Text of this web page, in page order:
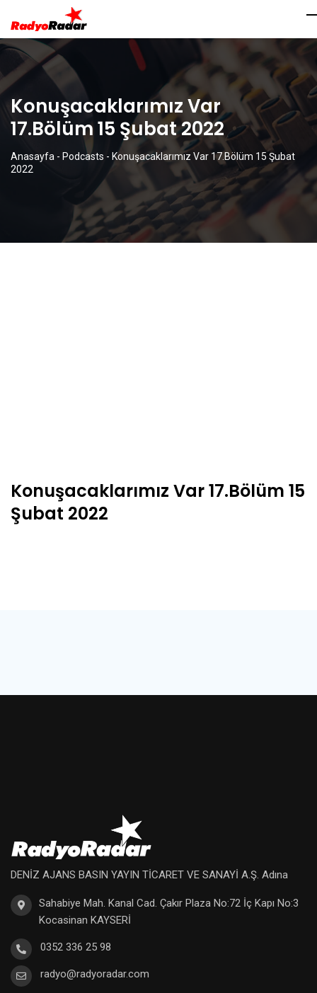
Konuşacaklarımız Var
17.Bölüm 15 Şubat 2022
Anasayfa - Podcasts - Konuşacaklarımız Var 17.Bölüm 15 Şubat
2022
Konuşacaklarımız Var 17.Bölüm 15
Şubat 2022
DENİZ AJANS BASIN YAYIN TİCARET VE SANAYİ A.Ş. Adına
Sahabiye Mah. Kanal Cad. Çakır Plaza No:72 İç Kapı No:3
Kocasinan KAYSERİ
0352 336 25 98
radyo@radyoradar.com